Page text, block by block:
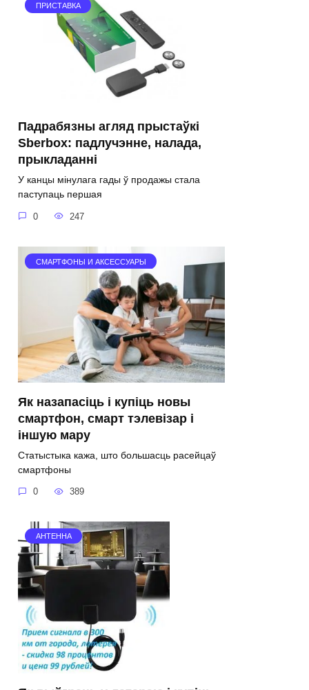
ПРИСТАВКА
Падрабязны агляд прыстаўкі
Sberbox: падлучэнне, налада,
прыкладанні
У канцы мінулага гады ў продажы стала
паступаць першая
0 247
СМАРТФОНЫ И АКСЕССУАРЫ
Як назапасіць і купіць новы
смартфон, смарт тэлевізар і
іншую мару
Статыстыка кажа, што большасць расейцаў
смартфоны
0 389
АНТЕННА